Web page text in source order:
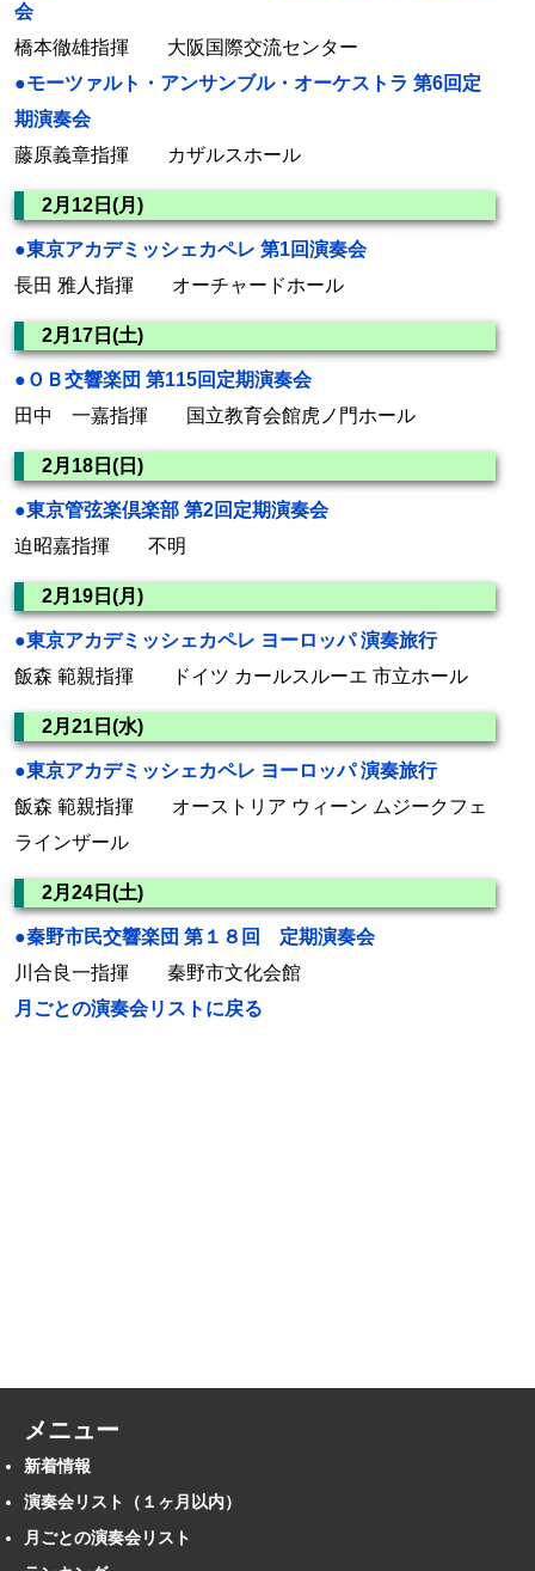
会
橋本徹雄指揮 大阪国際交流センター
●モーツァルト・アンサンブル・オーケストラ 第6回定
期演奏会
藤原義章指揮 カザルスホール
2月12日(月)
●東京アカデミッシェカペレ 第1回演奏会
長田 雅人指揮 オーチャードホール
2月17日(土)
●ＯＢ交響楽団 第115回定期演奏会
田中 一嘉指揮 国立教育会館虎ノ門ホール
2月18日(日)
●東京管弦楽倶楽部 第2回定期演奏会
迫昭嘉指揮 不明
2月19日(月)
●東京アカデミッシェカペレ ヨーロッパ 演奏旅行
飯森 範親指揮 ドイツ カールスルーエ 市立ホール
2月21日(水)
●東京アカデミッシェカペレ ヨーロッパ 演奏旅行
飯森 範親指揮 オーストリア ウィーン ムジークフェ
ラインザール
2月24日(土)
●秦野市民交響楽団 第１８回 定期演奏会
川合良一指揮 秦野市文化会館
月ごとの演奏会リストに戻る
メニュー
新着情報
演奏会リスト（１ヶ月以内）
月ごとの演奏会リスト